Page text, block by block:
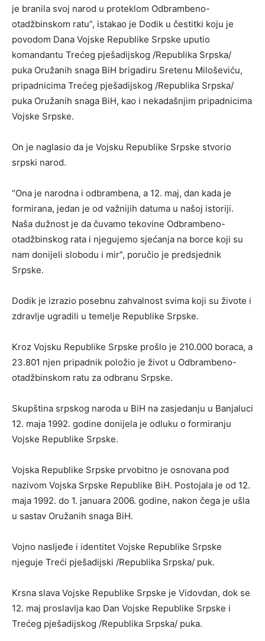
je branila svoj narod u proteklom Odbrambeno-
otadžbinskom ratu”, istakao je Dodik u čestitki koju je
povodom Dana Vojske Republike Srpske uputio
komandantu Trećeg pješadijskog /Republika Srpska/
puka Oružanih snaga BiH brigadiru Sretenu Miloševiću,
pripadnicima Trećeg pješadijskog /Republika Srpska/
puka Oružanih snaga BiH, kao i nekadašnjim pripadnicima
Vojske Srpske.
On je naglasio da je Vojsku Republike Srpske stvorio
srpski narod.
“Ona je narodna i odbrambena, a 12. maj, dan kada je
formirana, jedan je od važnijih datuma u našoj istoriji.
Naša dužnost je da čuvamo tekovine Odbrambeno-
otadžbinskog rata i njegujemo sjećanja na borce koji su
nam donijeli slobodu i mir”, poručio je predsjednik
Srpske.
Dodik je izrazio posebnu zahvalnost svima koji su živote i
zdravlje ugradili u temelje Republike Srpske.
Kroz Vojsku Republike Srpske prošlo je 210.000 boraca, a
23.801 njen pripadnik položio je život u Odbrambeno-
otadžbinskom ratu za odbranu Srpske.
Skupština srpskog naroda u BiH na zasjedanju u Banjaluci
12. maja 1992. godine donijela je odluku o formiranju
Vojske Republike Srpske.
Vojska Republike Srpske prvobitno je osnovana pod
nazivom Vojska Srpske Republike BiH. Postojala je od 12.
maja 1992. do 1. januara 2006. godine, nakon čega je ušla
u sastav Oružanih snaga BiH.
Vojno nasljeđe i identitet Vojske Republike Srpske
njeguje Treći pješadijski /Republika Srpska/ puk.
Krsna slava Vojske Republike Srpske je Vidovdan, dok se
12. maj proslavlja kao Dan Vojske Republike Srpske i
Trećeg pješadijskog /Republika Srpska/ puka.